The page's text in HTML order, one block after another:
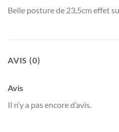
Belle posture de 23,5cm effet
AVIS (0)
Avis
Il n’y a pas encore d’avis.